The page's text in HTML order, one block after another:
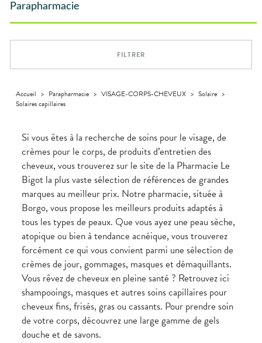
Maintien à
Phyto-
Aliments
Compléments
médicaux
CORPS-
Homme
Solaire
UTILES
DISPOSITIFS
APPLICATION
SCAN
D’ORDONNANCE
Parapharmacie
FILTRER
Accueil > Parapharmacie > VISAGE-CORPS-CHEVEUX > Solaire >
Solaires capillaires
Si vous êtes à la recherche de soins pour le visage, de
crèmes pour le corps, de produits d’entretien des
cheveux, vous trouverez sur le site de la Pharmacie Le
Bigot la plus vaste sélection de références de grandes
marques au meilleur prix. Notre pharmacie, située à
Borgo, vous propose les meilleurs produits adaptés à
tous les types de peaux. Que vous ayez une peau sèche,
atopique ou bien à tendance acnéique, vous trouverez
forcément ce qui vous convient parmi une sélection de
crèmes de jour, gommages, masques et démaquillants.
Vous rêvez de cheveux en pleine santé ? Retrouvez ici
shampooings, masques et autres soins capillaires pour
cheveux fins, frisés, gras ou cassants. Pour prendre soin
de votre corps, découvrez une large gamme de gels
douche et de savons.